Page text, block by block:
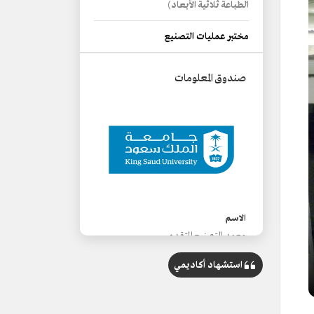
الطباعة ثلاثية الأبعاد)
مختبر عمليات التصنيع
صندوق المعلومات
الاسم
معهد التصنيع المتقدم.
تاريخ الإنشاء
2012م.
استشهاد أكاديمي